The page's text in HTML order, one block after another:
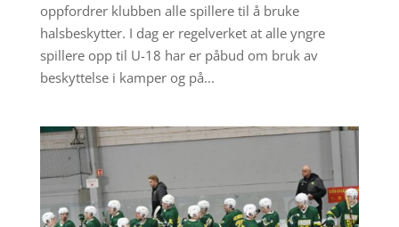
oppfordrer klubben alle spillere til å bruke
halsbeskytter. I dag er regelverket at alle yngre
spillere opp til U-18 har er påbud om bruk av
beskyttelse i kamper og på...